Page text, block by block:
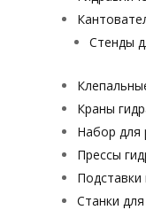
Стенды
Краны
Набор для
Прессы
Станки